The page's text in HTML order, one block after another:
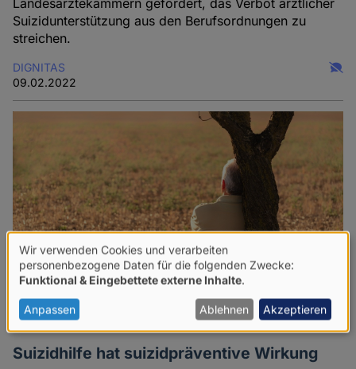
Landesärztekammern gefordert, das Verbot ärztlicher
Suizidunterstützung aus den Berufsordnungen zu
streichen.
DIGNITAS
09.02.2022
Suizidhilfe hat suizidpräventive Wirkung
Verwendung
von
personenbezogenen
Daten
und
Wir verwenden Cookies und verarbeiten
personenbezogene Daten für die folgenden Zwecke:
Funktional & Eingebettete externe Inhalte.
Anpassen Ablehnen Akzeptieren